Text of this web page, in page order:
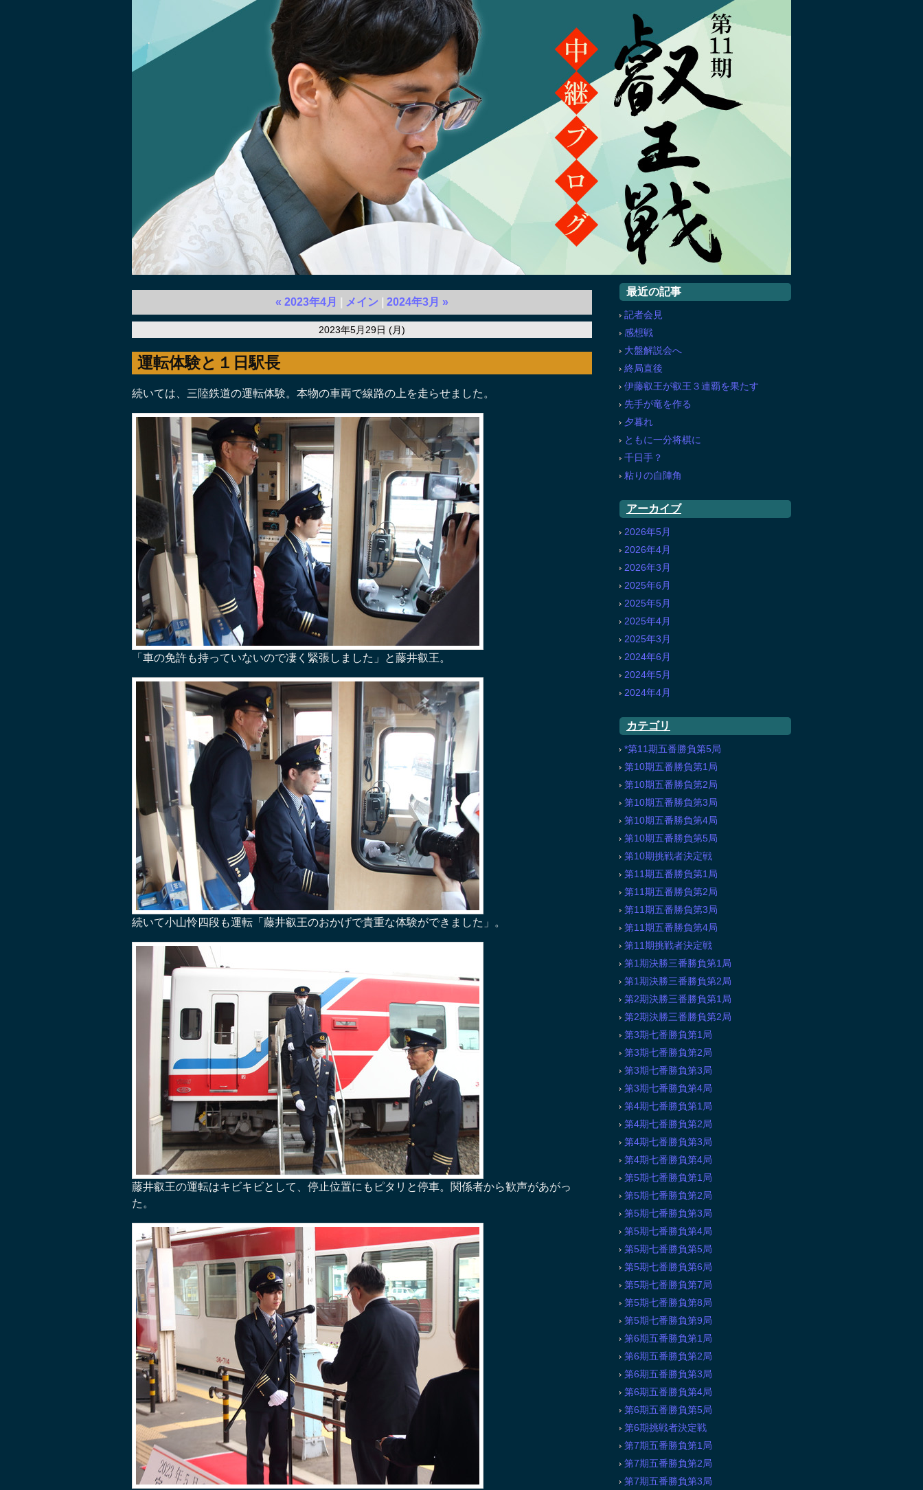
« 2023年4月 メイン 2024年3月 »
2023年5月29日 (月)
運転体験と１日駅長
続いては、三陸鉄道の運転体験。本物の車両で線路の上を走らせました。
「車の免許も持っていないので凄く緊張しました」と藤井叡王。
続いて小山怜四段も運転「藤井叡王のおかげで貴重な体験ができました」。
藤井叡王の運転はキビキビとして、停止位置にもピタリと停車。関係者から歓声があがっ
た。
最近の記事
記者会見
感想戦
大盤解説会へ
終局直後
伊藤叡王が叡王３連覇を果たす
先手が竜を作る
夕暮れ
ともに一分将棋に
千日手？
粘りの自陣角
アーカイブ
2026年5月
2026年4月
2026年3月
2025年6月
2025年5月
2025年4月
2025年3月
2024年6月
2024年5月
2024年4月
カテゴリ
*第11期五番勝負第5局
第10期五番勝負第1局
第10期五番勝負第2局
第10期五番勝負第3局
第10期五番勝負第4局
第10期五番勝負第5局
第10期挑戦者決定戦
第11期五番勝負第1局
第11期五番勝負第2局
第11期五番勝負第3局
第11期五番勝負第4局
第11期挑戦者決定戦
第1期決勝三番勝負第1局
第1期決勝三番勝負第2局
第2期決勝三番勝負第1局
第2期決勝三番勝負第2局
第3期七番勝負第1局
第3期七番勝負第2局
第3期七番勝負第3局
第3期七番勝負第4局
第4期七番勝負第1局
第4期七番勝負第2局
第4期七番勝負第3局
第4期七番勝負第4局
第5期七番勝負第1局
第5期七番勝負第2局
第5期七番勝負第3局
第5期七番勝負第4局
第5期七番勝負第5局
第5期七番勝負第6局
第5期七番勝負第7局
第5期七番勝負第8局
第5期七番勝負第9局
第6期五番勝負第1局
第6期五番勝負第2局
第6期五番勝負第3局
第6期五番勝負第4局
第6期五番勝負第5局
第6期挑戦者決定戦
第7期五番勝負第1局
第7期五番勝負第2局
第7期五番勝負第3局